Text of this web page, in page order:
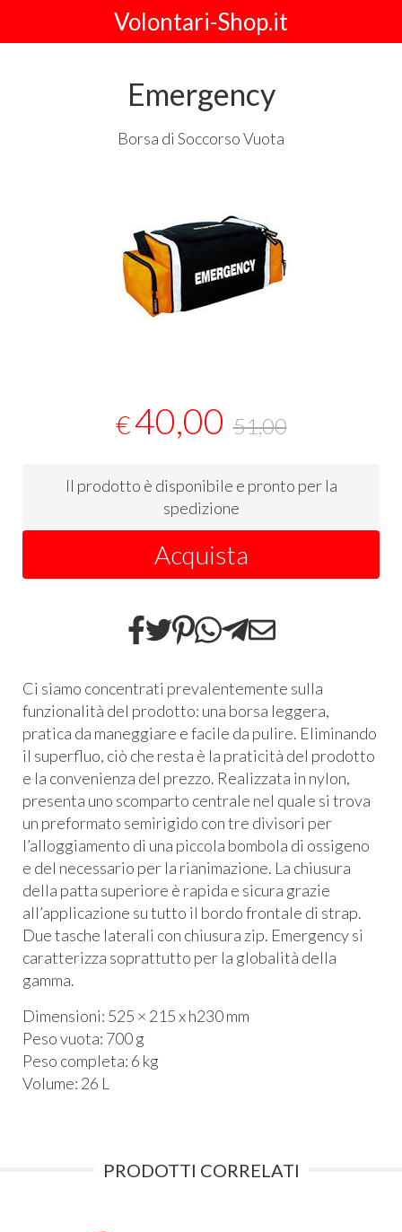
Volontari-Shop.it
Emergency
Borsa di Soccorso Vuota
€40,00 51,00
Il prodotto è disponibile e pronto per la
spedizione
Acquista
Ci siamo concentrati prevalentemente sulla
funzionalità del prodotto: una borsa leggera,
pratica da maneggiare e facile da pulire. Eliminando
il superfluo, ciò che resta è la praticità del prodotto
e la convenienza del prezzo. Realizzata in nylon,
presenta uno scomparto centrale nel quale si trova
un preformato semirigido con tre divisori per
l’alloggiamento di una piccola bombola di ossigeno
e del necessario per la rianimazione. La chiusura
della patta superiore è rapida e sicura grazie
all’applicazione su tutto il bordo frontale di strap.
Due tasche laterali con chiusura zip. Emergency si
caratterizza soprattutto per la globalità della
gamma.
Dimensioni: 525 × 215 x h230 mm
Peso vuota: 700 g
Peso completa: 6 kg
Volume: 26 L
PRODOTTI CORRELATI